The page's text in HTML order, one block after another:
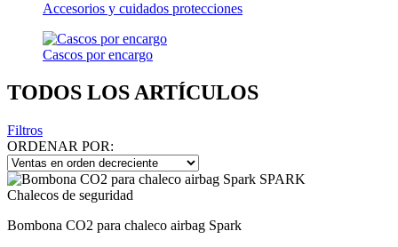
Accesorios y cuidados protecciones
Cascos por encargo
TODOS LOS ARTÍCULOS
Filtros
ORDENAR POR:
Chalecos de seguridad
Bombona CO2 para chaleco airbag Spark